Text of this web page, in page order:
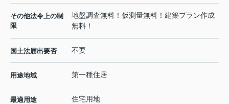
その他法令上の制
限
地盤調査無料！仮測量無料！建築プラン作成
無料！
国土法届出要否 不要
用途地域 第一種住居
最適用途 住宅用地